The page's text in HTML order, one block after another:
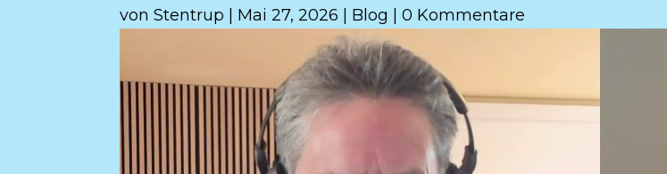
vonStentrup | Mai 27, 2026 | Blog |0 Kommentare